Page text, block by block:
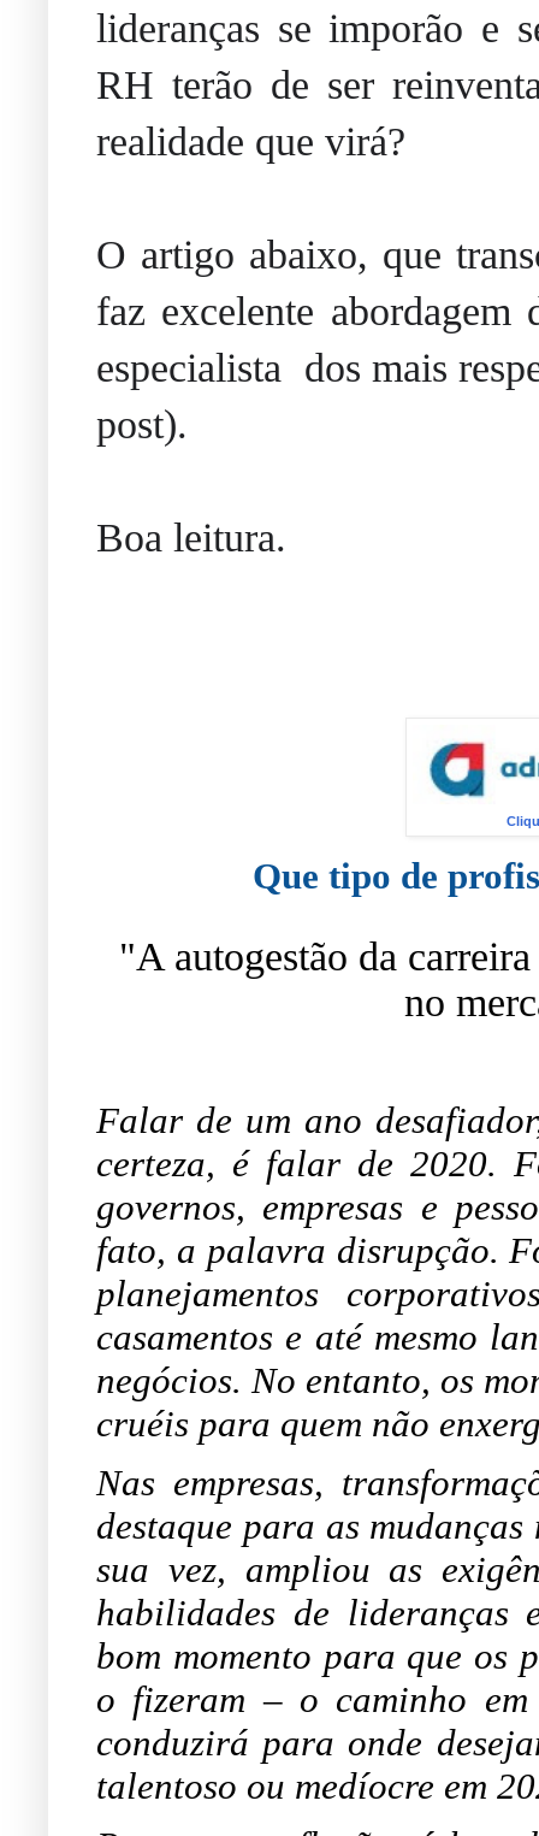
lideranças se imporão e
RH terão de ser
realidade que virá?
O artigo abaixo, que
faz excelente
especialista dos mais
post).
Boa leitura.
Que tipo de
"A autogestão da
no
Falar de um ano
certeza, é falar de 2020.
governos, empresas e
fato, a palavra disrupção.
planejamentos
casamentos e até mesmo
negócios. No entanto, os
cruéis para quem não
Nas empresas,
destaque para as
sua vez, ampliou as
habilidades de lideranças
bom momento para que os
o fizeram – o caminho
conduzirá para onde
talentoso ou medíocre em